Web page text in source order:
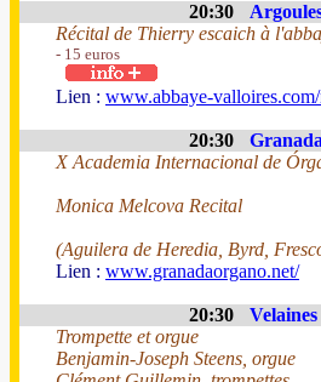
20:30
Récital de Thierry escaich à
- 15 euros
Lien : www.abbaye-
20:30
X Academia Internacional de
Monica Melcova Recital
(Aguilera de Heredia, Byrd,
Lien : www.granadaorgano.net/
20:30
Trompette et orgue
Benjamin-Joseph Steens, orgue